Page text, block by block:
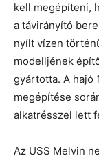
kell megépíteni,
a távirányító
nyílt vízen
modelljének
gyártotta. A hajó
megépítése
alkatrésszel lett
Az USS Melvin